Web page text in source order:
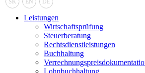
SK EN DE
Leistungen
Wirtschaftsprüfung
Steuerberatung
Rechtsdienstleistungen
Buchhaltung
Lohnbuchhaltung